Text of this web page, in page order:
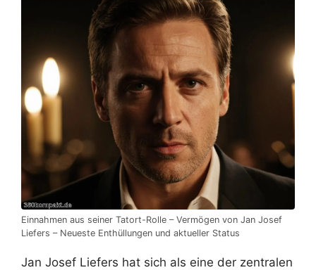
Einnahmen aus seiner Tatort-Rolle – Vermögen von Jan Josef
Liefers – Neueste Enthüllungen und aktueller Status
Jan Josef Liefers hat sich als eine der zentralen